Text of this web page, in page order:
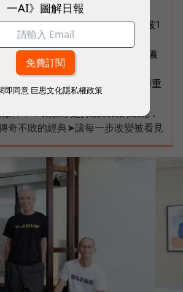
息盤點｜19檔一次看，00878衝破1
利率逾16%
」說話，中間有8道關卡！翊嘉禮儀
，讓逝者最後道別？
輕人當水電工！程世嘉：智慧通膨重
的人」到底什麼樣子？
件中！創新才是持續成長的動能，
奇不敗的經典➤讓每一步改變被看見
一AI》圖解日報
即同意 巨思文化隱私權政策